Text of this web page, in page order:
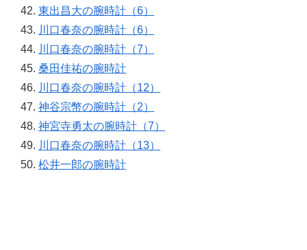
東出昌大の腕時計（6）
川口春奈の腕時計（6）
川口春奈の腕時計（7）
桑田佳祐の腕時計
川口春奈の腕時計（12）
神谷宗幣の腕時計（2）
神宮寺勇太の腕時計（7）
川口春奈の腕時計（13）
松井一郎の腕時計